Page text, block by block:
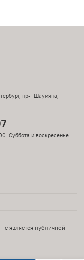
пр-т Шаумяна,
Суббота и воскресенье —
является публичной